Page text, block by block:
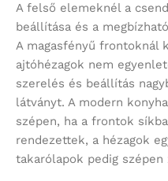
A felső elemeknél a
beállítása és a
A magasfényű frontoknál
ajtóhézagok nem
szerelés és beállítás
látványt. A modern
szépen, ha a frontok
rendezettek, a hézagok
takarólapok pedig